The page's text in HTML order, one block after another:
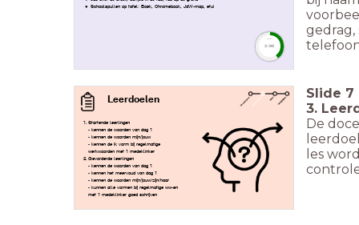
Schoolspullen op tafel: Boek, Chromebook, JdW-map, etui
3:00
gedrag,
Leerdoelen
Startende leerlingen
- kennen de woorden van dag 1
- kennen de woorden mijn/jouw
- kennen de ik vorm bij regelmatige
werkwoorden met 1 medeklinker
Gevorderde leerlingen
- kennen de woorden van dag 1
- kennen het meervoud van dag 1
- kennen de woorden mijn/jouw/zijn/haar
- kunnen alle vormen bij regelmatige ww-en
met 1 medeklinker goed schrijven
Slide 7
3.
De
les